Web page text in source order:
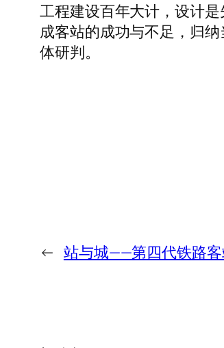
工程建设百年大计，设计
成客站的成功与不足，归
体研判。
← 站与城——第四代铁路